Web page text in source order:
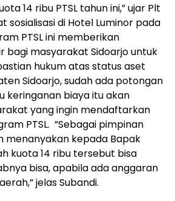
14 ribu PTSL tahun ini,” ujar Plt
sosialisasi di Hotel Luminor pada
PTSL ini memberikan
bagi masyarakat Sidoarjo untuk
hukum atas status aset
Sidoarjo, sudah ada potongan
keringanan biaya itu akan
yang ingin mendaftarkan
PTSL. ”Sebagai pimpinan
menanyakan kepada Bapak
kuota 14 ribu tersebut bisa
bisa, apabila ada anggaran
jelas Subandi.